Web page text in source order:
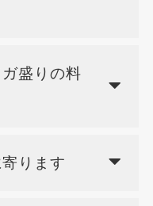
盛りの料
ります